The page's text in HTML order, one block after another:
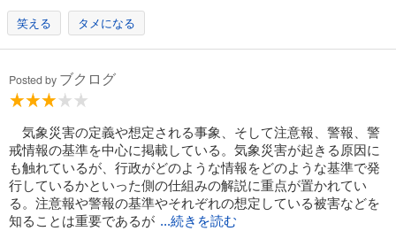
笑える タメになる
Posted by ブクログ
気象災害の定義や想定される事象、そして注意報、警報、警
戒情報の基準を中心に掲載している。気象災害が起きる原因に
も触れているが、行政がどのような情報をどのような基準で発
行しているかといった側の仕組みの解説に重点が置かれてい
る。注意報や警報の基準やそれぞれの想定している被害などを
知ることは重要であるが ...続きを読む